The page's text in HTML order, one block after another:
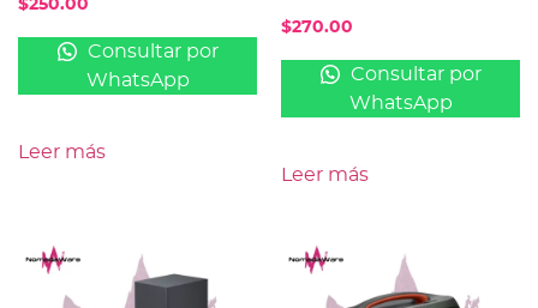
$250.00
Consultar por
WhatsApp
Leer más
$270.00
Consultar por
WhatsApp
Leer más